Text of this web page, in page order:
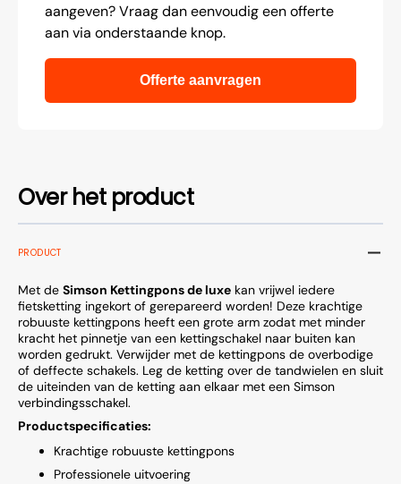
Over het product
PRODUCT
Met de Simson Kettingpons de luxe kan vrijwel iedere
fietsketting ingekort of gerepareerd worden! Deze krachtige
robuuste kettingpons heeft een grote arm zodat met minder
kracht het pinnetje van een kettingschakel naar buiten kan
worden gedrukt. Verwijder met de kettingpons de overbodige
of deffecte schakels. Leg de ketting over de tandwielen en sluit
de uiteinden van de ketting aan elkaar met een Simson
verbindingsschakel.
Productspecificaties:
Krachtige robuuste kettingpons
Professionele uitvoering
aangeven? Vraag dan eenvoudig een offerte
aan via onderstaande knop.
Offerte aanvragen